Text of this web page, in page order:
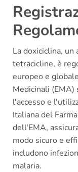
La doxiciclina,
tetracicline, è
europeo e
Medicinali
l'accesso e
Italiana del
dell'EMA,
modo sicuro e
includono
malaria.